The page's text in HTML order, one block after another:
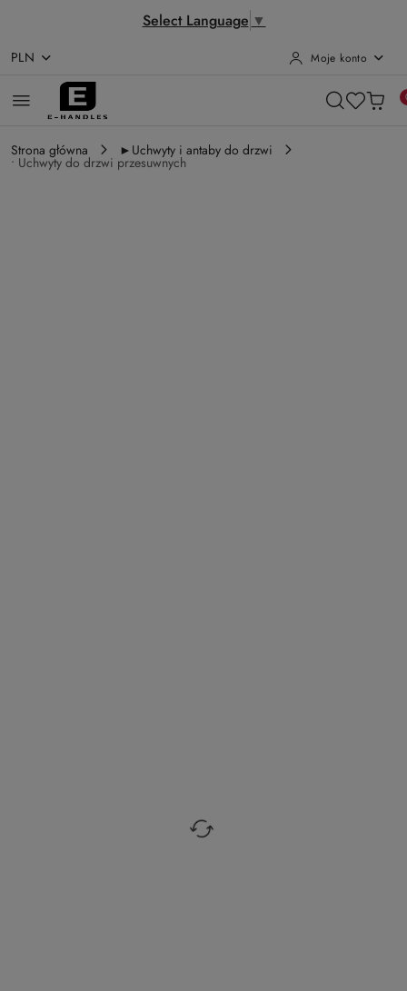
Select Language ▼
Przejdź do treści głównej
Przejdź do wyszukiwarki
Przejdź do moje konto
Przejdź do menu głównego
Przejdź do opisu produktu
Przejdź do stopki
PLN Moje konto
Strona główna ►Uchwyty i antaby do drzwi
• Uchwyty do drzwi przesuwnych